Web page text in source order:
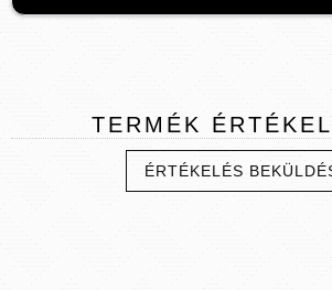
TERMÉK
ÉRTÉKELÉS